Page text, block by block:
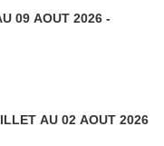
09 AOUT 2026 -
AU 02 AOUT 2026